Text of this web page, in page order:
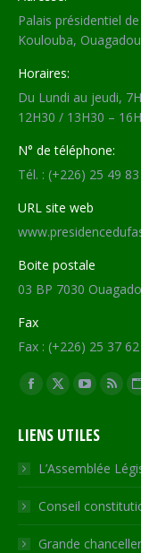
Palais présidentiel
Koulouba,
Horaires:
Du Lundi au jeudi,
12H30 / 13H30 –
N° de téléphone:
Tél. : (+226) 25 49
URL site web
Boite postale
03 BP 7030
Fax
Fax : (+226) 25 37
Trouvez nous sur :
Facebook
opens
in
new
window
X
opens
in
new
window
YouTube
opens
in
new
window
RSS
in
new
LIENS UTILES
L’Assemblée
Conseil
Grande